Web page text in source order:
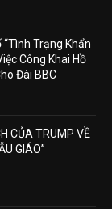
Trạng Khẩn
Công Khai Hồ
Đài BBC
CỦA TRUMP VỀ
GIÁO”